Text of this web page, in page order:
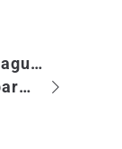
Didac Lee + Xavier Verdaguer: jornada de emprendeduría imperdible
Nuestros 6 puntos clave para sacarle partido a las Fan Page en Facebook